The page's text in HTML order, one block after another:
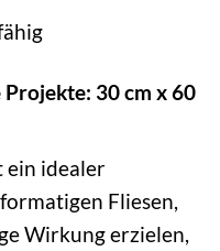
30 cm x 60
ein idealer
Fliesen,
Wirkung erzielen,